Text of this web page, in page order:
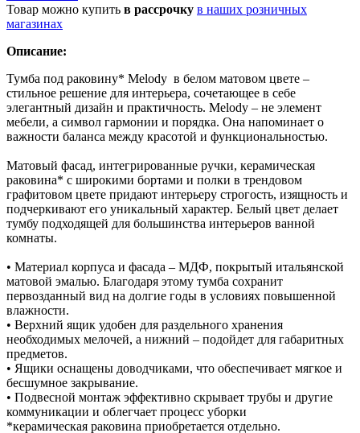
Товар можно купить в рассрочку в наших розничных
магазинах
Описание:
Тумба под раковину* Melody в белом матовом цвете –
стильное решение для интерьера, сочетающее в себе
элегантный дизайн и практичность. Melody – не элемент
мебели, а символ гармонии и порядка. Она напоминает о
важности баланса между красотой и функциональностью.
Матовый фасад, интегрированные ручки, керамическая
раковина* с широкими бортами и полки в трендовом
графитовом цвете придают интерьеру строгость, изящность и
подчеркивают его уникальный характер. Белый цвет делает
тумбу подходящей для большинства интерьеров ванной
комнаты.
• Материал корпуса и фасада – МДФ, покрытый итальянской
матовой эмалью. Благодаря этому тумба сохранит
первозданный вид на долгие годы в условиях повышенной
влажности.
• Верхний ящик удобен для раздельного хранения
необходимых мелочей, а нижний – подойдет для габаритных
предметов.
• Ящики оснащены доводчиками, что обеспечивает мягкое и
бесшумное закрывание.
• Подвесной монтаж эффективно скрывает трубы и другие
коммуникации и облегчает процесс уборки
*керамическая раковина приобретается отдельно.